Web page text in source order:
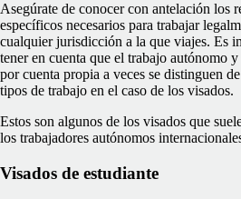
Asegúrate de conocer con antelación los
específicos necesarios para trabajar
cualquier jurisdicción a la que viajes. Es
tener en cuenta que el trabajo autónomo
por cuenta propia a veces se distinguen
tipos de trabajo en el caso de los visados.
Estos son algunos de los visados que
los trabajadores autónomos
Visados de estudiante